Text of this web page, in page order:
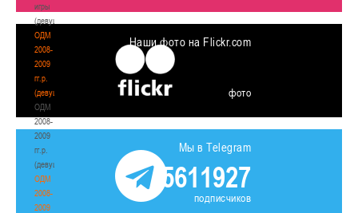
игры
(девушки)
ОДМ
2008-
2009
гг.р.
(девушки)
ОДМ
2008-
2009
гг.р.
(девушки)
ОДМ
2008-
2009
Наши фото на Flickr.com
фото
Мы в Telegram
5611927
подписчиков